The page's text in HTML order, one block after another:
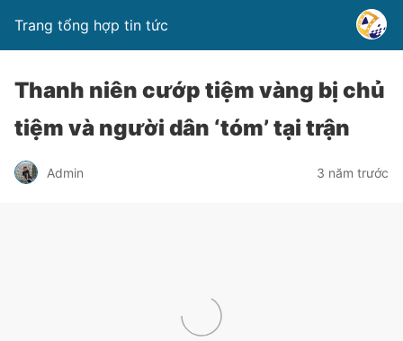
Trang tổng hợp tin tức
Thanh niên cướp tiệm vàng bị chủ
tiệm và người dân ‘tóm’ tại trận
Admin 3 năm trước